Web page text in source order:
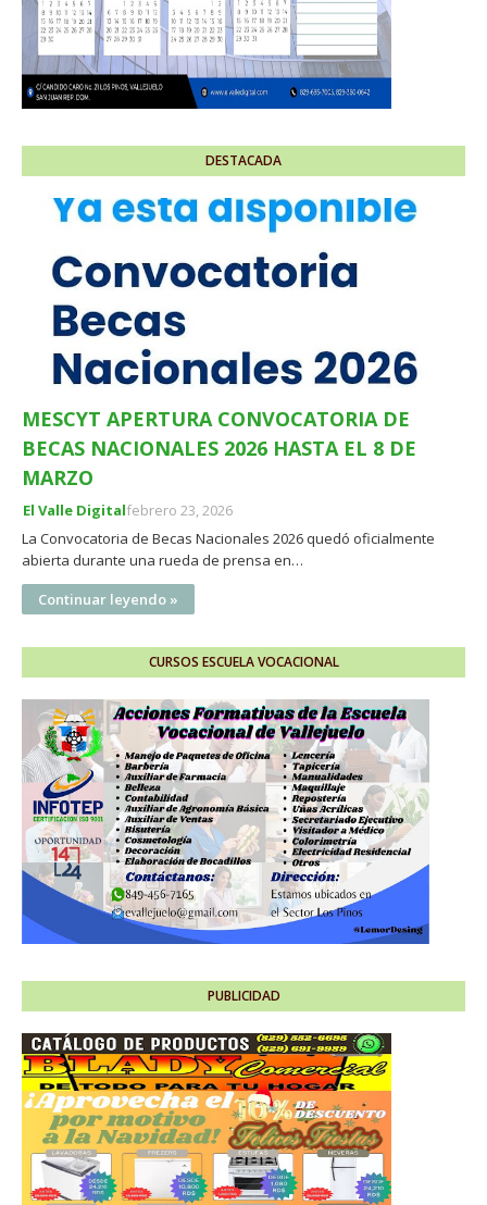
DESTACADA
MESCYT APERTURA CONVOCATORIA DE
BECAS NACIONALES 2026 HASTA EL 8 DE
MARZO
El Valle Digitalfebrero 23, 2026
La Convocatoria de Becas Nacionales 2026 quedó oficialmente
abierta durante una rueda de prensa en…
Continuar leyendo »
CURSOS ESCUELA VOCACIONAL
PUBLICIDAD